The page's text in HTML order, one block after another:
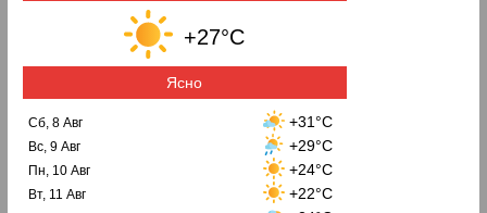
+27°C
Ясно
Сб, 8 Авг +31°C
Вс, 9 Авг +29°C
Пн, 10 Авг +24°C
Вт, 11 Авг +22°C